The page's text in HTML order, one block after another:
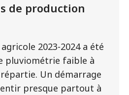
de production
2023-2024 a été
pluviométrie faible à
Un démarrage
presque partout à